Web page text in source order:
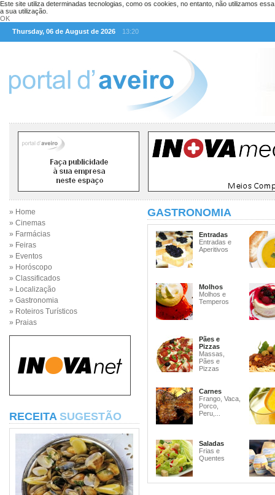
Este site utiliza determinadas tecnologias, como os cookies, no entanto, não utilizamos
a sua utilização.
OK
Thursday, 06 de August de 2026
13:20
» Home
» Cinemas
» Farmácias
» Feiras
» Eventos
» Horóscopo
» Classificados
» Localização
» Gastronomia
» Roteiros Turísticos
» Praias
RECEITA SUGESTÃO
GASTRONOMIA
Entradas
Entradas e
Aperitivos
Molhos
Molhos e
Temperos
Pães e
Pizzas
Massas,
Pães e
Pizzas
Carnes
Frango, Vaca,
Porco,
Peru,...
Saladas
Frias e
Quentes